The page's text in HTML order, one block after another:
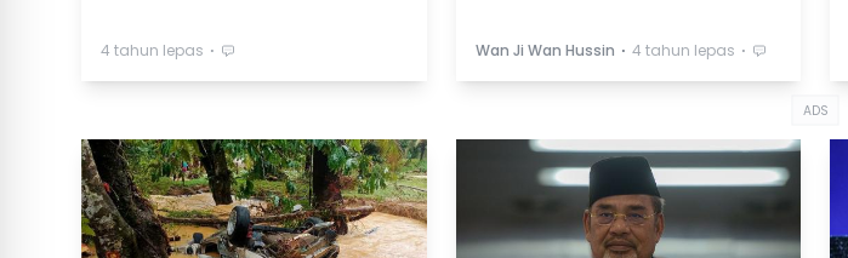
4 tahun lepas ⋅ Wan Ji Wan Hussin ⋅ 4 tahun lepas ⋅
ADS